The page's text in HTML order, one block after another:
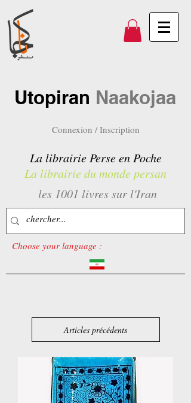
Utopiran Naakojaa
Connexion / Inscription
La librairie Perse en Poche
La librairie du monde persan
les 1001 livres sur l'Iran
Choose your language :
Articles précédents